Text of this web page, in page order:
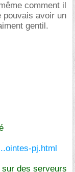
comment il
pouvais avoir un
gentil.
pj.html
des serveurs